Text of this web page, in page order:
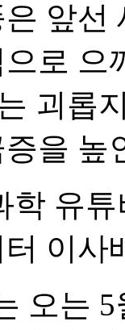
앞선
로
괴롭
을 높
학 유
이사
오는